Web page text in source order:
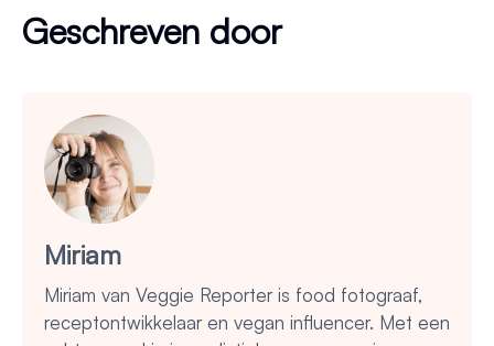
Geschreven door
Miriam
Miriam van Veggie Reporter is food fotograaf,
receptontwikkelaar en vegan influencer. Met een